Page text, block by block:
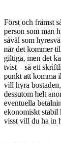
Först och främst
person som man
såväl som
när det kommer
giltiga, men det
tvist – så ett
punkt att komma
vill hyra
dessutom helt
eventuella
ekonomiskt stabil
visst vill du ha in